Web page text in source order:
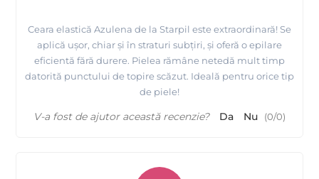
Ceara elastică Azulena de la Starpil este extraordinară! Se
aplică ușor, chiar și în straturi subțiri, și oferă o epilare
eficientă fără durere. Pielea rămâne netedă mult timp
datorită punctului de topire scăzut. Ideală pentru orice tip
de piele!
V-a fost de ajutor această recenzie? Da Nu (0/0)